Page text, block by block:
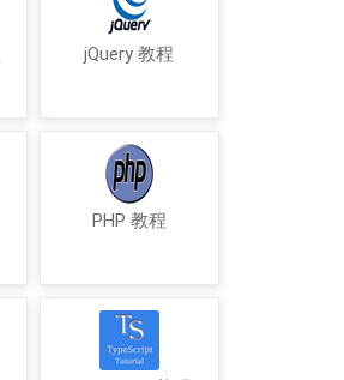
jQuery 教程
PHP 教程